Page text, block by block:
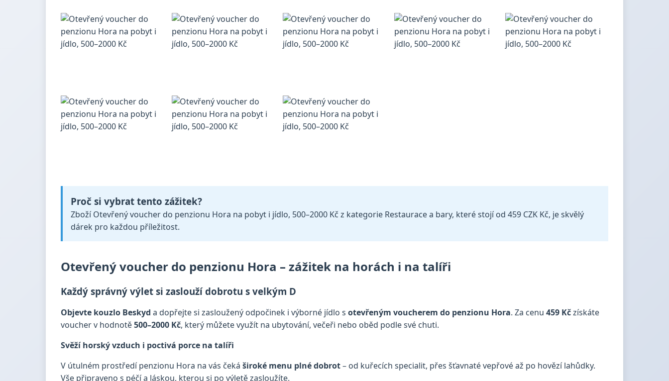
Proč si vybrat tento zážitek?
Zboží Otevřený voucher do penzionu Hora na pobyt i jídlo, 500–⁠⁠⁠⁠⁠⁠2000 Kč z kategorie Restaurace a bary, které stojí od 459 CZK Kč, je skvělý
dárek pro každou příležitost.
Otevřený voucher do penzionu Hora – zážitek na horách i na talíři
Každý správný výlet si zaslouží dobrotu s velkým D
Objevte kouzlo Beskyd a dopřejte si zasloužený odpočinek i výborné jídlo s otevřeným voucherem do penzionu Hora. Za cenu 459 Kčzískáte
voucher v hodnotě500–⁠⁠⁠⁠⁠⁠2000 Kč, který můžete využít na ubytování, večeři nebo oběd podle své chuti.
Svěží horský vzduch i poctivá porce na talíři
V útulném prostředí penzionu Hora na vás čeká široké menu plné dobrot– od kuřecích specialit, přes šťavnaté vepřové až po hovězí lahůdky.
Vše připraveno s péčí a láskou, kterou si po výletě zasloužíte.